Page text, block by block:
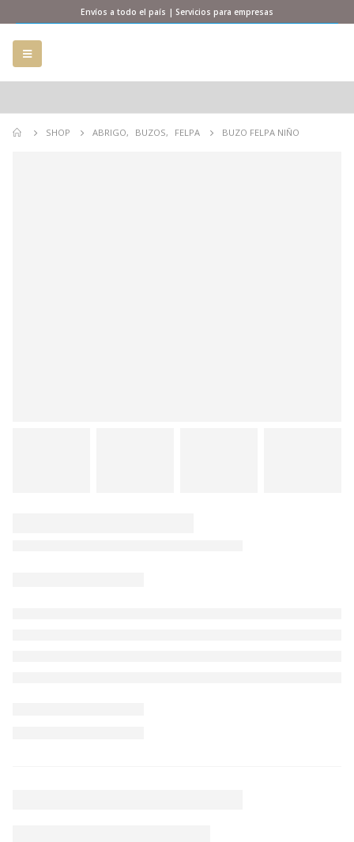
Envíos a todo el país | Servicios para empresas
SHOP ABRIGO, BUZOS, FELPA BUZO FELPA NIÑO